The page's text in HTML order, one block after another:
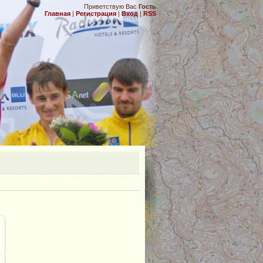
Приветствую Вас Гость
Главная | Регистрация | Вход | RSS